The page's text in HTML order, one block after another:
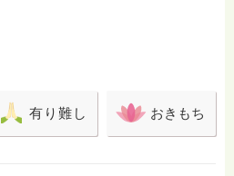
有り難し おきもち